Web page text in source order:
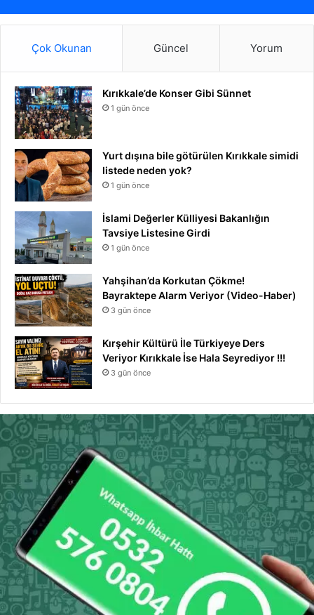
Çok Okunan Güncel Yorum
Kırıkkale’de Konser Gibi Sünnet
1 gün önce
Yurt dışına bile götürülen Kırıkkale simidi
listede neden yok?
1 gün önce
İslami Değerler Külliyesi Bakanlığın
Tavsiye Listesine Girdi
1 gün önce
Yahşihan’da Korkutan Çökme!
Bayraktepe Alarm Veriyor (Video-Haber)
3 gün önce
Kırşehir Kültürü İle Türkiyeye Ders
Veriyor Kırıkkale İse Hala Seyrediyor !!!
3 gün önce